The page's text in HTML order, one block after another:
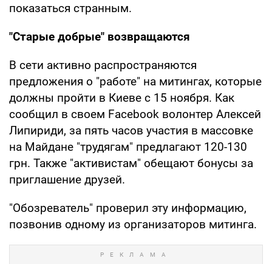
показаться странным.
"Старые добрые" возвращаются
В сети активно распространяются
предложения о "работе" на митингах, которые
должны пройти в Киеве с 15 ноября. Как
сообщил в своем Facebook волонтер Алексей
Липириди, за пять часов участия в массовке
на Майдане "трудягам" предлагают 120-130
грн. Также "активистам" обещают бонусы за
приглашение друзей.
"Обозреватель" проверил эту информацию,
позвонив одному из организаторов митинга.